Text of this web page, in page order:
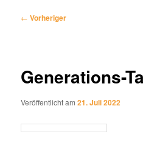
Beitragsnavigation
← Vorheriger
Generations-
Veröffentlicht am21. Juli 2022